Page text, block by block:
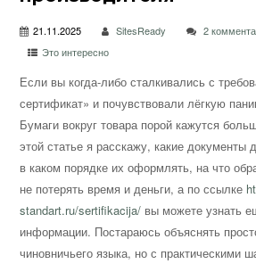
21.11.2025 SitesReady
2
Это интересно
Если вы когда-либо сталкивались с
сертификат» и почувствовали лёгкую
Бумаги вокруг товара порой кажутся
этой статье я расскажу, какие документы
в каком порядке их оформлять, на что
не потерять время и деньги, а по ссылке
standart.ru/sertifikacija/ вы можете узнать
информации. Постараюсь объяснять
чиновничьего языка, но с практическими